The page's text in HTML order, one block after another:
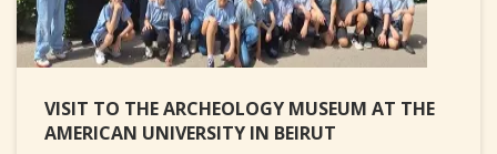
VISIT TO THE ARCHEOLOGY MUSEUM AT THE
AMERICAN UNIVERSITY IN BEIRUT